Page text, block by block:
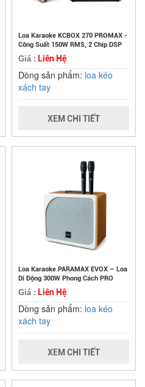
Loa Karaoke KCBOX 270 PROMAX -
Công Suất 150W RMS, 2 Chip DSP
Giá : Liên Hệ
Dòng sản phẩm: loa kéo
xách tay
XEM CHI TIẾT
Loa Karaoke PARAMAX EVOX – Loa
Di Động 300W Phong Cách PRO
Giá : Liên Hệ
Dòng sản phẩm: loa kéo
xách tay
XEM CHI TIẾT